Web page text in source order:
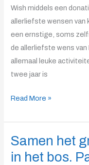
Wish middels een
allerliefste wensen van
een ernstige, soms
de allerliefste wens van
allemaal leuke
twee jaar is
de
liefste
wens
van
Faith
in
laten
Read More »
Samen het
in het bos.
Samen
het